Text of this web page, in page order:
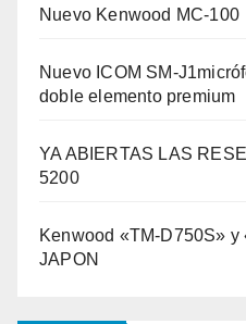
Nuevo Kenwood MC-100
Nuevo ICOM SM-
doble elemento premium
YA ABIERTAS LAS
5200
Kenwood «TM-D750S» y
JAPON